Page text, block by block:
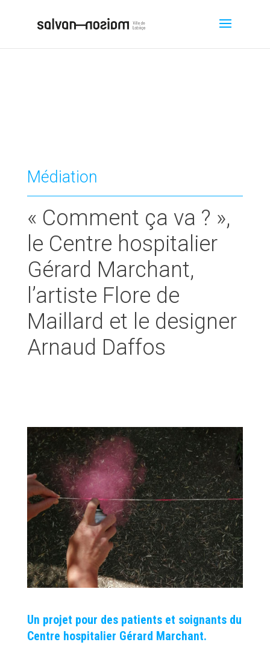
Médiation
« Comment ça va ? »,
le Centre hospitalier
Gérard Marchant,
l’artiste Flore de
Maillard et le designer
Arnaud Daffos
Un projet pour des patients et soignants du
Centre hospitalier Gérard Marchant.